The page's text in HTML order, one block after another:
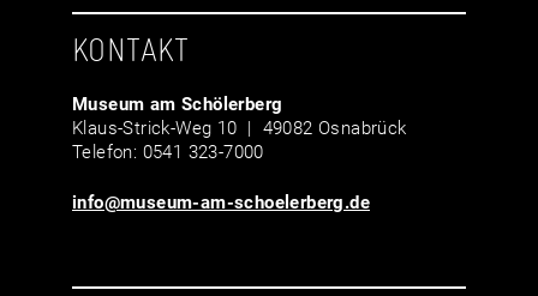
KONTAKT
Museum am Schölerberg
Klaus-Strick-Weg 10 | 49082 Osnabrück
Telefon: 0541 323-7000
info@museum-am-schoelerberg.de